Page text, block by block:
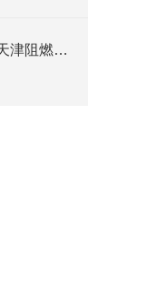
橡塑保温板厂家供货商,天津阻燃橡塑板材